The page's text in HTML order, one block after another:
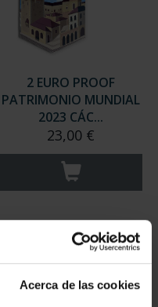
Acerca de las cookies
2 EURO PROOF
PATRIMONIO MUNDIAL
2023 CÁC...
23,00 €